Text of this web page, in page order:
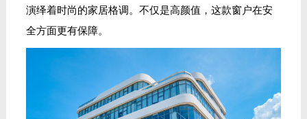
演绎着时尚的家居格调。不仅是高颜值，这款窗户在安
全方面更有保障。